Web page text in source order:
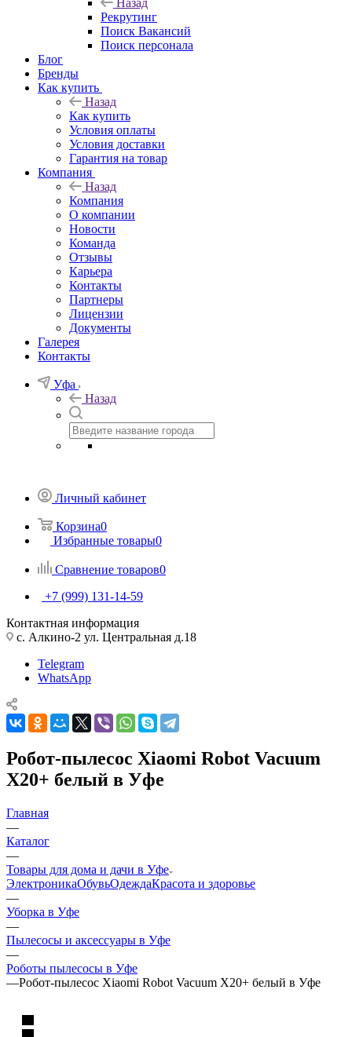
Назад
Рекрутинг
Поиск Вакансий
Поиск персонала
Блог
Бренды
Как купить
Назад
Как купить
Условия оплаты
Условия доставки
Гарантия на товар
Компания
Назад
Компания
О компании
Новости
Команда
Отзывы
Карьера
Контакты
Партнеры
Лицензии
Документы
Галерея
Контакты
Уфа
Назад
Личный кабинет
Корзина0
Избранные товары0
Сравнение товаров0
+7 (999) 131-14-59
Контактная информация
с. Алкино-2 ул. Центральная д.18
Telegram
WhatsApp
Робот-пылесос Xiaomi Robot Vacuum
X20+ белый в Уфе
Главная
—
Каталог
—
Товары для дома и дачи в Уфе
ЭлектроникаОбувьОдеждаКрасота и здоровье
—
Уборка в Уфе
—
Пылесосы и аксессуары в Уфе
—
Роботы пылесосы в Уфе
—Робот-пылесос Xiaomi Robot Vacuum X20+ белый в Уфе